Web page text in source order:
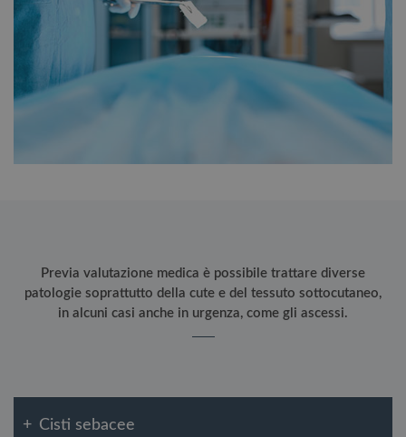
Previa valutazione medica è possibile trattare diverse
patologie soprattutto della cute e del tessuto sottocutaneo,
in alcuni casi anche in urgenza, come gli ascessi.
+ Cisti sebacee